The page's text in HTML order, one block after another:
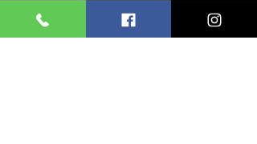
composição corporal quando combinado com
exercícios regulares.